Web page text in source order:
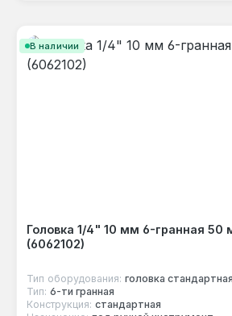
В наличии
Головка 1/4" 10 мм 6-гранная 50
(6062102)
Тип оборудования: головка стандартная
Тип: 6-ти гранная
Конструкция: стандартная